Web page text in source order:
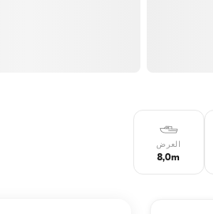
العرض
8,0m